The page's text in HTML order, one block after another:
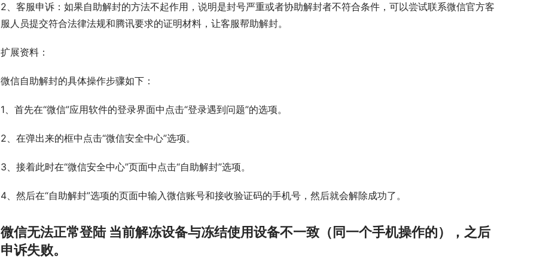
2、客服申诉：如果自助解封的方法不起作用，说明是封号严重或者协助解封者不符合条件，可以尝试联系微信官方客
服人员提交符合法律法规和腾讯要求的证明材料，让客服帮助解封。
扩展资料：
微信自助解封的具体操作步骤如下：
1、首先在“微信”应用软件的登录界面中点击“登录遇到问题”的选项。
2、在弹出来的框中点击“微信安全中心”选项。
3、接着此时在“微信安全中心”页面中点击“自助解封”选项。
4、然后在“自助解封”选项的页面中输入微信账号和接收验证码的手机号，然后就会解除成功了。
微信无法正常登陆 当前解冻设备与冻结使用设备不一致（同一个手机操作的），之后
申诉失败。